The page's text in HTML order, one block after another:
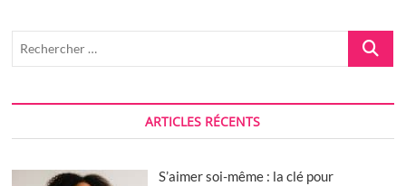
ARTICLES RÉCENTS
S’aimer soi-même : la clé pour